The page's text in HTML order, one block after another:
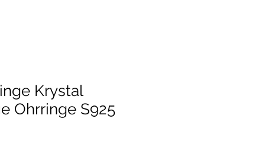
Krystal
Ohrringe S925